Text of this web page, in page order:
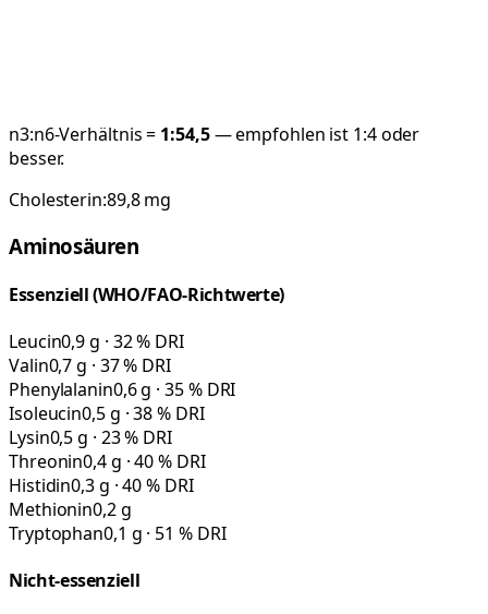
n3:n6-Verhältnis = 1:54,5— empfohlen ist 1:4 oder
besser.
Cholesterin:89,8mg
Aminosäuren
Essenziell (WHO/FAO-Richtwerte)
Leucin0,9 g · 32 % DRI
Valin0,7 g · 37 % DRI
Phenylalanin0,6 g · 35 % DRI
Isoleucin0,5 g · 38 % DRI
Lysin0,5 g · 23 % DRI
Threonin0,4 g · 40 % DRI
Histidin0,3 g · 40 % DRI
Methionin0,2 g
Tryptophan0,1 g · 51 % DRI
Nicht-essenziell